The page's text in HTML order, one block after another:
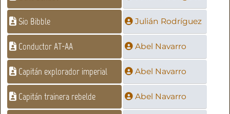
Sio Bibble Julián Rodríguez
Conductor AT-AA Abel Navarro
Capitán explorador imperial Abel Navarro
Capitán trainera rebelde Abel Navarro